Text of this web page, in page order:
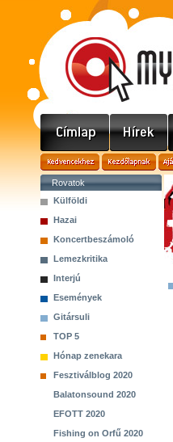
Rovatok
Külföldi
Hazai
Koncertbeszámoló
Lemezkritika
Interjú
Események
Gitársuli
TOP 5
Hónap zenekara
Fesztiválblog 2020
Balatonsound 2020
EFOTT 2020
Fishing on Orfű 2020